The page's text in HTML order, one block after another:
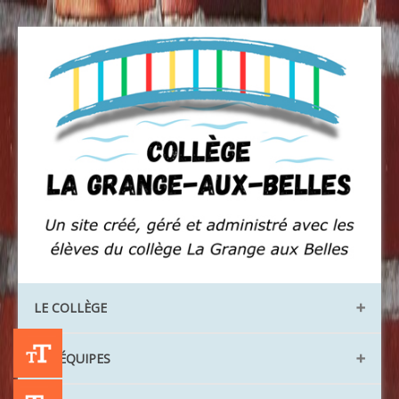
+A
LE COLLÈGE
Les locaux
Les instances
LES ÉQUIPES